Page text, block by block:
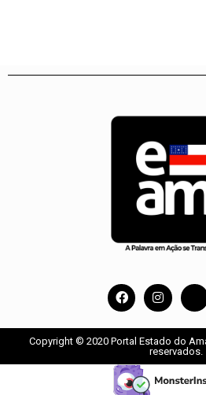
Copyright © 2020 Portal Estado do
reservados.